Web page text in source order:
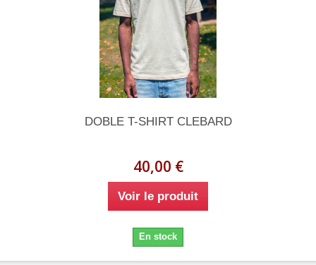
DOBLE T-SHIRT CLEBARD
40,00 €
Voir le produit
En stock